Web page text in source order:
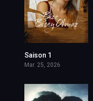
Saison 1
Mar. 25, 2026